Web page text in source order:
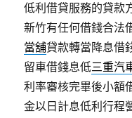
低利借貸服務的貸款
新竹有任何借錢合法
當舖貸款轉當降息借
留車借錢息低三重汽
利率審核完畢後小額
金以日計息低利行程